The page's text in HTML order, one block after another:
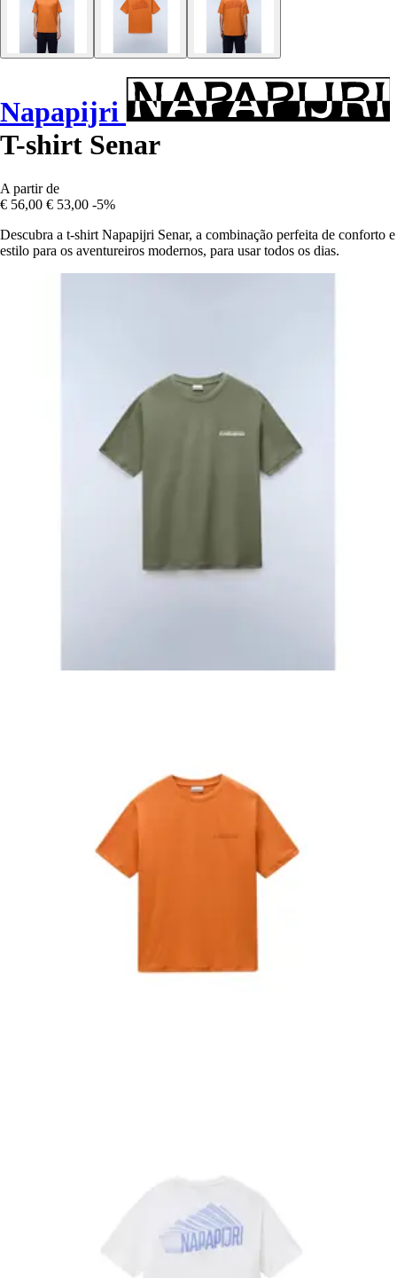
Napapijri
T-shirt Senar
A partir de
€ 56,00 € 53,00 -5%
Descubra a t-shirt Napapijri Senar, a combinação perfeita de conforto e
estilo para os aventureiros modernos, para usar todos os dias.